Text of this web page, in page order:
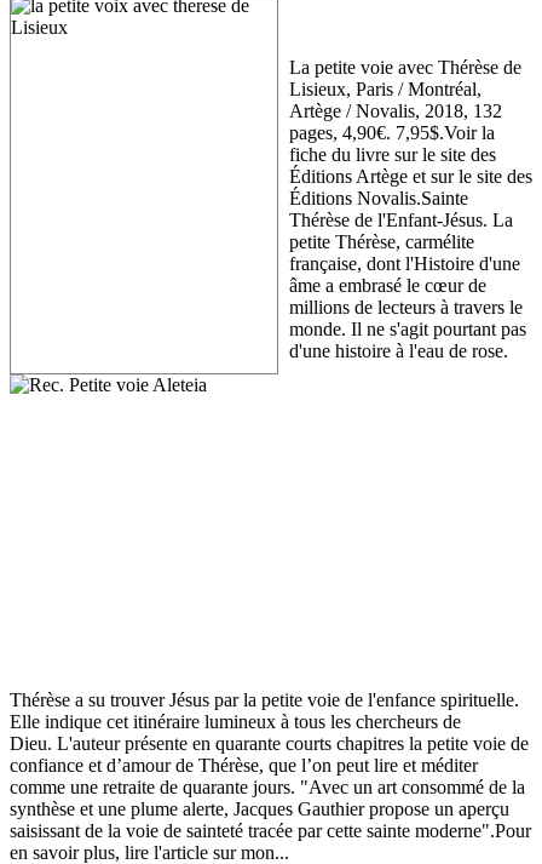
La petite voie avec Thérèse de
Lisieux, Paris / Montréal,
Artège / Novalis, 2018, 132
pages, 4,90€. 7,95$.Voir la
fiche du livre sur le site des
Éditions Artège et sur le site des
Éditions Novalis.Sainte
Thérèse de l'Enfant-Jésus. La
petite Thérèse, carmélite
française, dont l'Histoire d'une
âme a embrasé le cœur de
millions de lecteurs à travers le
monde. Il ne s'agit pourtant pas
d'une histoire à l'eau de rose.
Thérèse a su trouver Jésus par la petite voie de l'enfance spirituelle.
Elle indique cet itinéraire lumineux à tous les chercheurs de
Dieu. L'auteur présente en quarante courts chapitres la petite voie de
confiance et d’amour de Thérèse, que l’on peut lire et méditer
comme une retraite de quarante jours. "Avec un art consommé de la
synthèse et une plume alerte, Jacques Gauthier propose un aperçu
saisissant de la voie de sainteté tracée par cette sainte moderne".Pour
en savoir plus, lire l'article sur mon...